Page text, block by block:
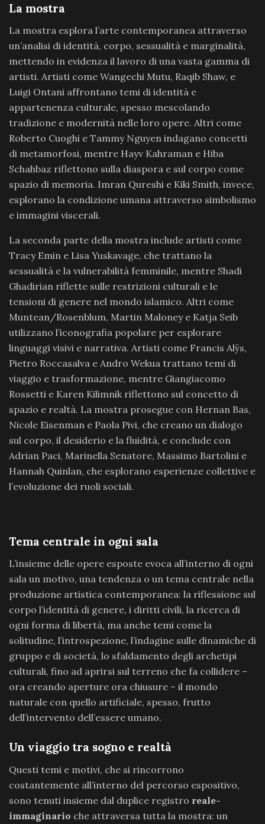
La mostra
La mostra esplora l’arte contemporanea attraverso
un’analisi di identità, corpo, sessualità e marginalità,
mettendo in evidenza il lavoro di una vasta gamma di
artisti. Artisti come Wangechi Mutu, Raqib Shaw, e
Luigi Ontani affrontano temi di identità e
appartenenza culturale, spesso mescolando
tradizione e modernità nelle loro opere. Altri come
Roberto Cuoghi e Tammy Nguyen indagano concetti
di metamorfosi, mentre Hayv Kahraman e Hiba
Schahbaz riflettono sulla diaspora e sul corpo come
spazio di memoria. Imran Qureshi e Kiki Smith, invece,
esplorano la condizione umana attraverso simbolismo
e immagini viscerali.
La seconda parte della mostra include artisti come
Tracy Emin e Lisa Yuskavage, che trattano la
sessualità e la vulnerabilità femminile, mentre Shadi
Ghadirian riflette sulle restrizioni culturali e le
tensioni di genere nel mondo islamico. Altri come
Muntean/Rosenblum, Martin Maloney e Katja Seib
utilizzano l’iconografia popolare per esplorare
linguaggi visivi e narrativa. Artisti come Francis Alÿs,
Pietro Roccasalva e Andro Wekua trattano temi di
viaggio e trasformazione, mentre Giangiacomo
Rossetti e Karen Kilimnik riflettono sul concetto di
spazio e realtà. La mostra prosegue con Hernan Bas,
Nicole Eisenman e Paola Pivi, che creano un dialogo
sul corpo, il desiderio e la fluidità, e conclude con
Adrian Paci, Marinella Senatore, Massimo Bartolini e
Hannah Quinlan, che esplorano esperienze collettive e
l’evoluzione dei ruoli sociali.
Tema centrale in ogni sala
L’insieme delle opere esposte evoca all’interno di ogni
sala un motivo, una tendenza o un tema centrale nella
produzione artistica contemporanea: la riflessione sul
corpo l’identità di genere, i diritti civili, la ricerca di
ogni forma di libertà, ma anche temi come la
solitudine, l’introspezione, l’indagine sulle dinamiche di
gruppo e di società, lo sfaldamento degli archetipi
culturali, fino ad aprirsi sul terreno che fa collidere –
ora creando aperture ora chiusure – il mondo
naturale con quello artificiale, spesso, frutto
dell’intervento dell’essere umano.
Un viaggio tra sogno e realtà
Questi temi e motivi, che si rincorrono
costantemente all’interno del percorso espositivo,
sono tenuti insieme dal duplice registro reale-
immaginario che attraversa tutta la mostra: un